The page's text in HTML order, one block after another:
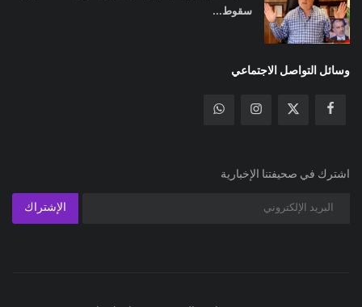
سقوط...
وسائل التواصل الاجتماعي
اشترك في صحيفتنا الإخبارية
الإشتراك